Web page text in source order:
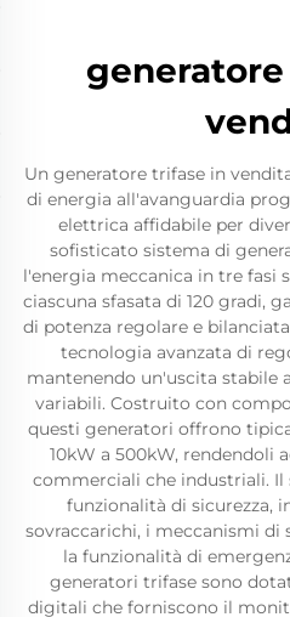
generatore
Un generatore trifase in
di energia all'avanguardia
elettrica affidabile per
sofisticato sistema di
l'energia meccanica in tre fasi
ciascuna sfasata di 120 gradi,
di potenza regolare e
tecnologia avanzata di
mantenendo un'uscita stabile
variabili. Costruito con
questi generatori offrono
10kW a 500kW, rendendoli
commerciali che industriali.
funzionalità di sicurezza,
sovraccarichi, i meccanismi
la funzionalità di
generatori trifase sono
digitali che forniscono il